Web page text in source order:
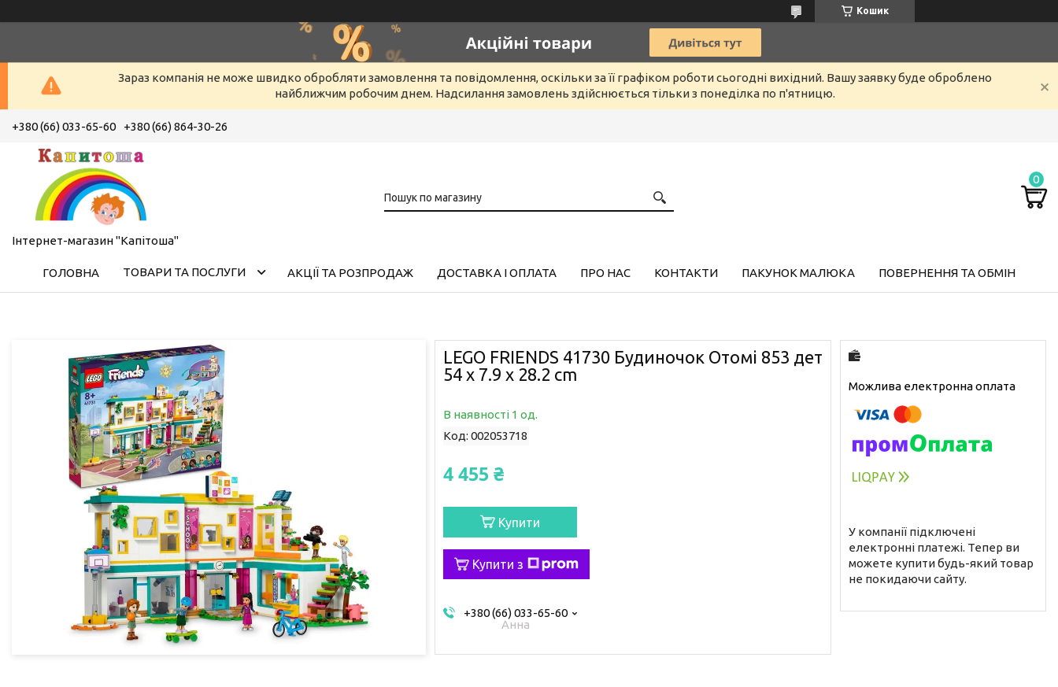
Кошик
Зараз компанія не може швидко обробляти замовлення та повідомлення, оскільки за її графіком роботи сьогодні вихідний. Вашу заявку буде оброблено
найближчим робочим днем. Надсилання замовлень здійснюється тільки з понеділка по п'ятницю.
+380 (66) 033-65-60 +380 (66) 864-30-26
Інтернет-магазин "Капітоша"
ГОЛОВНА ТОВАРИ ТА ПОСЛУГИ АКЦІЇ ТА РОЗПРОДАЖ ДОСТАВКА І ОПЛАТА ПРО НАС КОНТАКТИ ПАКУНОК МАЛЮКА ПОВЕРНЕННЯ ТА ОБМІН
LEGO FRIENDS 41730 Будиночок Отомі 853 дет
54 x 7.9 x 28.2 cm
В наявності 1 од.
Код: 002053718
4 455 ₴
Купити
Купити з
+380 (66) 033-65-60
Анна
У компанії підключені
електронні платежі. Тепер ви
можете купити будь-який товар
не покидаючи сайту.